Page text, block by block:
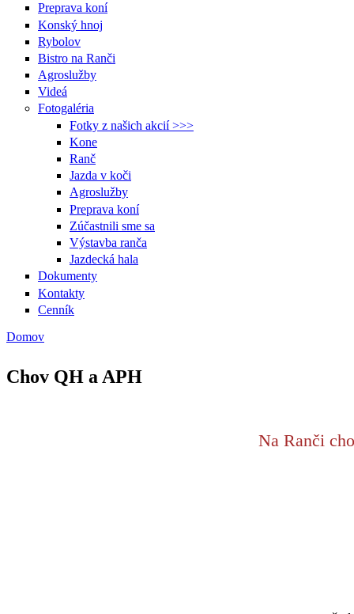
Preprava koní
Konský hnoj
Rybolov
Bistro na Ranči
Agroslužby
Videá
Fotogaléria
Fotky z našich akcií >>>
Kone
Ranč
Jazda v koči
Agroslužby
Preprava koní
Zúčastnili sme sa
Výstavba ranča
Jazdecká hala
Dokumenty
Kontakty
Cenník
Domov
Chov QH a APH
Na Ranči